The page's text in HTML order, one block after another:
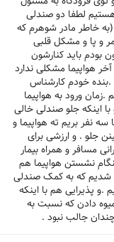
گفتیم ۴ نفر هستیم لطفا دو صندلی
(به خاطر مادر شوهرم که
و پا و مشکل قلبی
بودم باید کنارشون
هواپیما مشکلی ندارد
.بنده خودم کارشناس
ورود به هواپیما
با اینکه جلو صندلی خالی
نفر بریم ته هواپیما و
جلو . و ارزشی برای
مسافر و همراه بیمار
نشستن هواپیما هم
شدیم که به کمک صندلی
.و پذیرایی هم با اینکه
دادن که نسبت به
جالب نبود .